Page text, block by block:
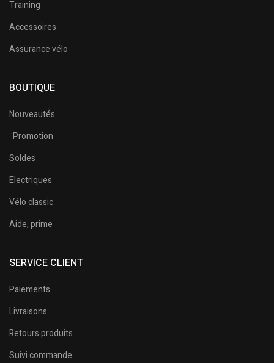
Training
Accessoires
Assurance vélo
BOUTIQUE
Nouveautés
¨Promotion
Soldes
Electriques
Vélo classic
Aide, prime
SERVICE CLIENT
Paiements
Livraisons
Retours produits
Suivi commande